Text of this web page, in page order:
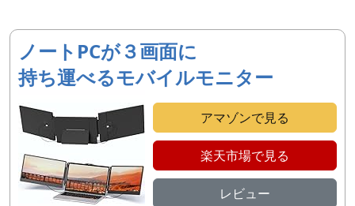
ノートPCが３画面に
持ち運べるモバイルモニター
アマゾンで見る
楽天市場で見る
レビュー